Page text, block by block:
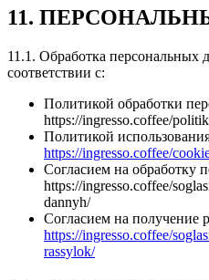
11.
11.1. Обработка персональных
соответствии с:
Политикой обработки
https://ingresso.coffee/
Политикой
https://ingresso.coffee/
Согласием на обработку
https://ingresso.coffee/
dannyh/
Согласием на получение
https://ingresso.coffee/
rassylok/